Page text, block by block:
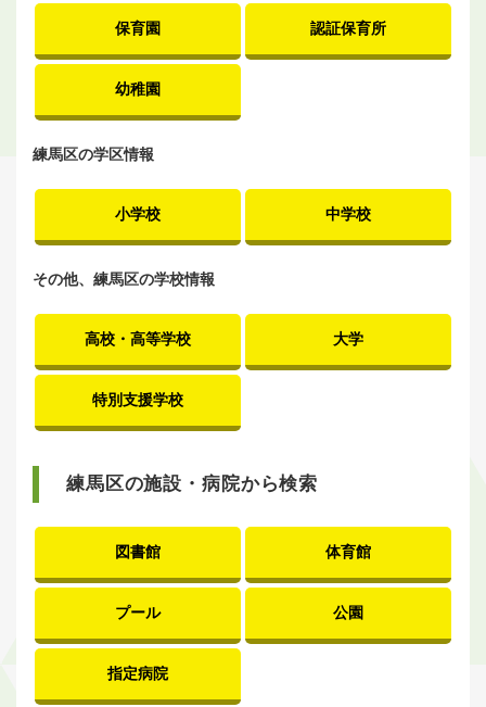
保育園 認証保育所
幼稚園
練馬区の学区情報
小学校 中学校
その他、練馬区の学校情報
高校・高等学校 大学
特別支援学校
練馬区の施設・病院から検索
図書館 体育館
プール 公園
指定病院